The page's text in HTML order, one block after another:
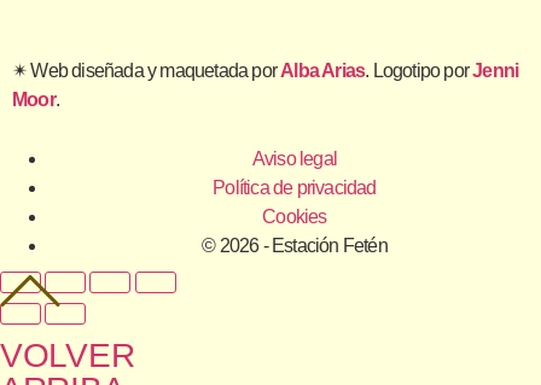
✴︎ Web diseñada y maquetada porAlba Arias. Logotipo porJenni
Moor.
Aviso legal
Política de privacidad
Cookies
© 2026 - Estación Fetén
VOLVER